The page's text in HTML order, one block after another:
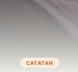
CATATAN